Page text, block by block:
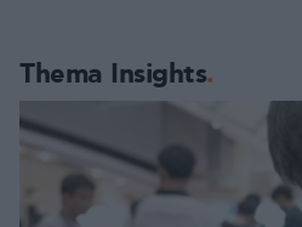
Thema Insights